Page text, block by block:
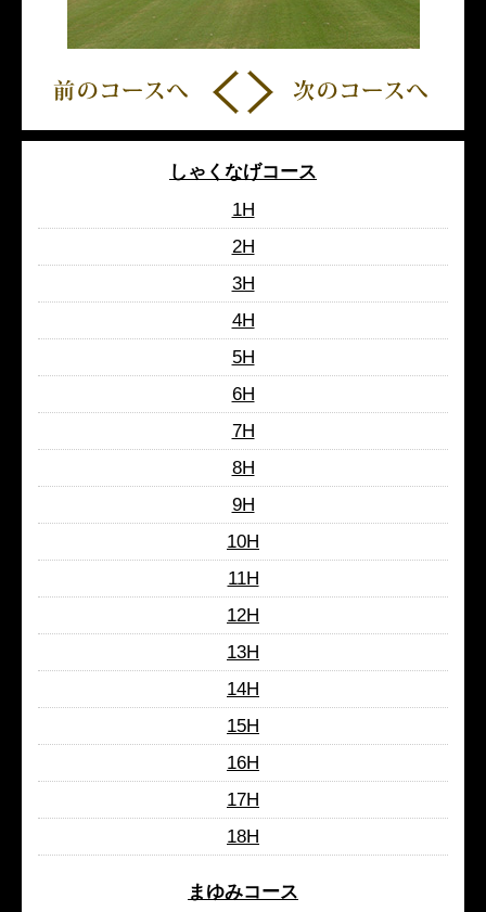
しゃくなげコース
1H
2H
3H
4H
5H
6H
7H
8H
9H
10H
11H
12H
13H
14H
15H
16H
17H
18H
まゆみコース